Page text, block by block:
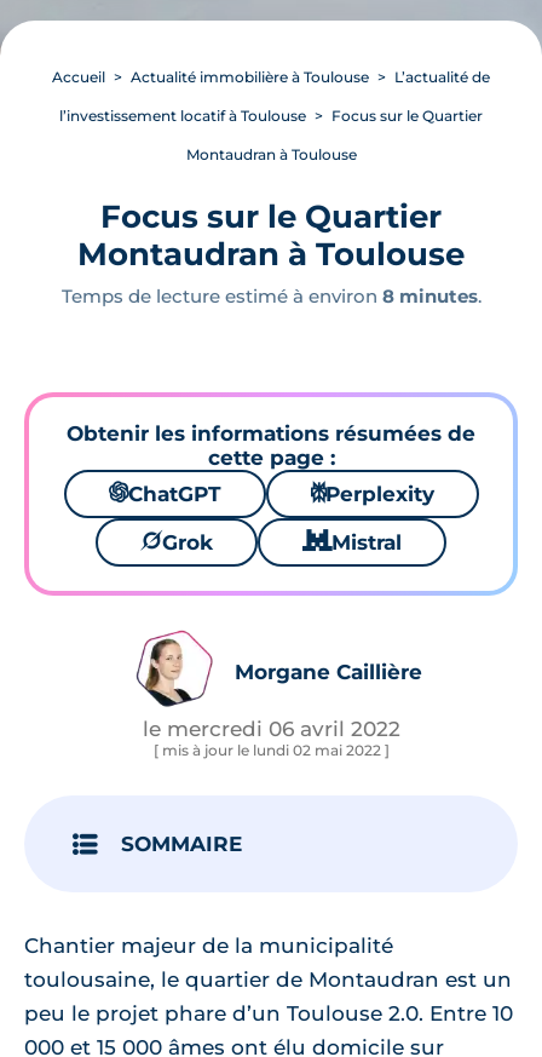
Accueil Actualité immobilière à Toulouse L’actualité de
l’investissement locatif à Toulouse Focus sur le Quartier
Montaudran à Toulouse
Focus sur le Quartier
Montaudran à Toulouse
Temps de lecture estimé à environ 8 minutes.
Obtenir les informations résumées de
cette page :
🌌ChatGPT ⚙Perplexity
🪐Grok 🐱 Mistral
Morgane Caillière
le mercredi 06 avril 2022
[ mis à jour le lundi 02 mai 2022 ]
SOMMAIRE
Chantier majeur de la municipalité
toulousaine, le quartier de Montaudran est un
peu le projet phare d’un Toulouse 2.0. Entre 10
000 et 15 000 âmes ont élu domicile sur